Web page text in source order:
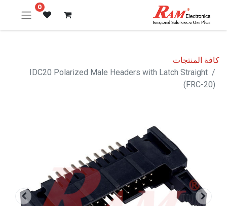
0
كافة المنتجات
IDC20 Polarized Male Headers with Latch Straight
(FRC-20)